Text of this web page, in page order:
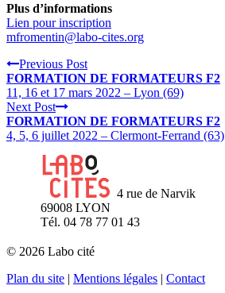
Plus d’informations
Lien pour inscription
mfromentin@labo-cites.org
Previous Post
FORMATION DE FORMATEURS F2
11, 16 et 17 mars 2022 – Lyon (69)
Next Post
FORMATION DE FORMATEURS F2
4, 5, 6 juillet 2022 – Clermont-Ferrand (63)
4 rue de Narvik
69008 LYON
Tél. 04 78 77 01 43
© 2026 Labo cité
Plan du site | Mentions légales | Contact